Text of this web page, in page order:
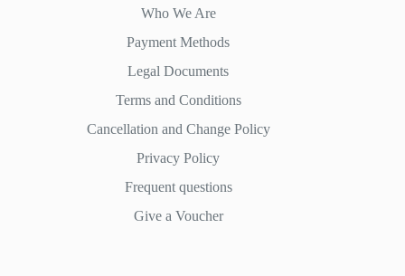
Who We Are
Payment Methods
Legal Documents
Terms and Conditions
Cancellation and Change Policy
Privacy Policy
Frequent questions
Give a Voucher